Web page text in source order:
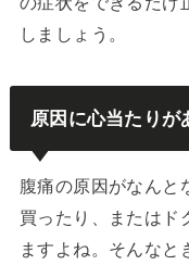
しましょう。
原因に心当たり
腹痛の原因がなんと
買ったり、またはド
ますよね。そんな